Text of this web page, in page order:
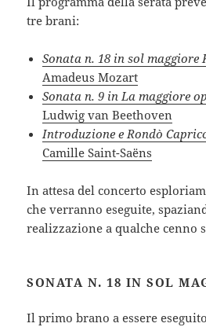
tre brani:
Sonata n. 18 in sol maggiore
Amadeus Mozart
Sonata n. 9 in La maggiore
Ludwig van Beethoven
Introduzione e Rondò
Camille Saint-Saëns
In attesa del concerto
che verranno eseguite,
realizzazione a qualche cenno
SONATA N. 18 IN SOL
Il primo brano a essere